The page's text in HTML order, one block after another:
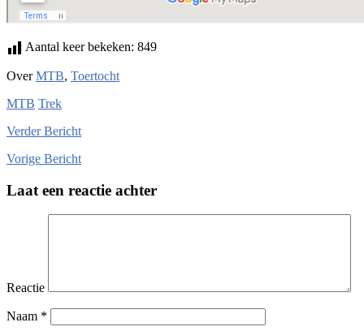
Aantal keer bekeken: 849
OverMTB, Toertocht
MTB Trek
VerderBericht
Vorige Bericht
Laat een reactie achter
Reactie
Naam *